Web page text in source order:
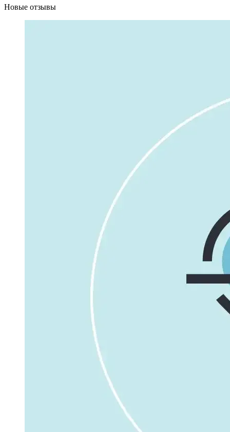
Новые отзывы